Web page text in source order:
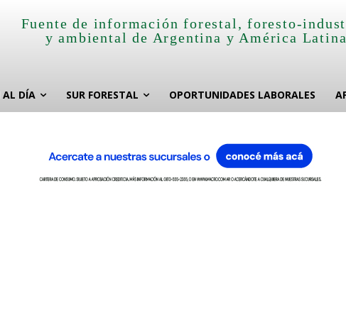
Fuente de información forestal, foresto-
y ambiental de Argentina y América
AL DÍA SUR FORESTAL OPORTUNIDADES LABORALES